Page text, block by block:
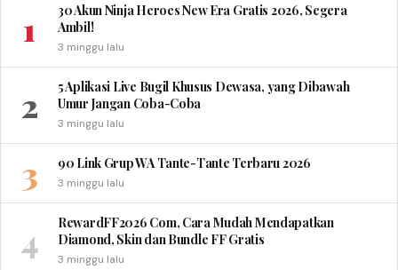
1
30 Akun Ninja Heroes New Era Gratis 2026, Segera
Ambil!
3 minggu lalu
2
5 Aplikasi Live Bugil Khusus Dewasa, yang Dibawah
Umur Jangan Coba-Coba
3 minggu lalu
3 90 Link Grup WA Tante-Tante Terbaru 2026
3 minggu lalu
4
RewardFF2026 Com, Cara Mudah Mendapatkan
Diamond, Skin dan Bundle FF Gratis
3 minggu lalu